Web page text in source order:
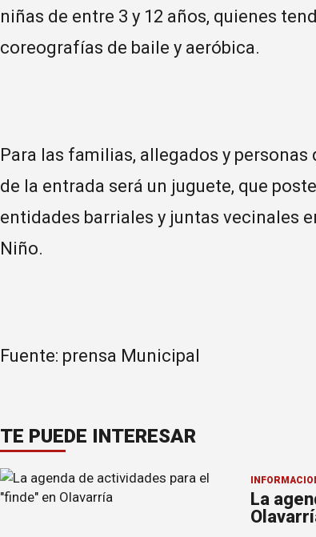
niñas de entre 3 y 12 años, quienes
coreografías de baile y aeróbica.
Para las familias, allegados y
de la entrada será un juguete, que
entidades barriales y juntas vecinales
Niño.
Fuente: prensa Municipal
TE PUEDE INTERESAR
La